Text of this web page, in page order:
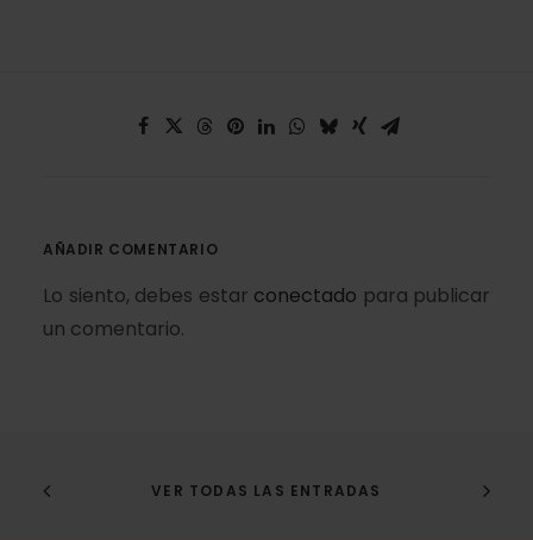
AÑADIR COMENTARIO
Lo siento, debes estar conectado para publicar
un comentario.
VER TODAS LAS ENTRADAS